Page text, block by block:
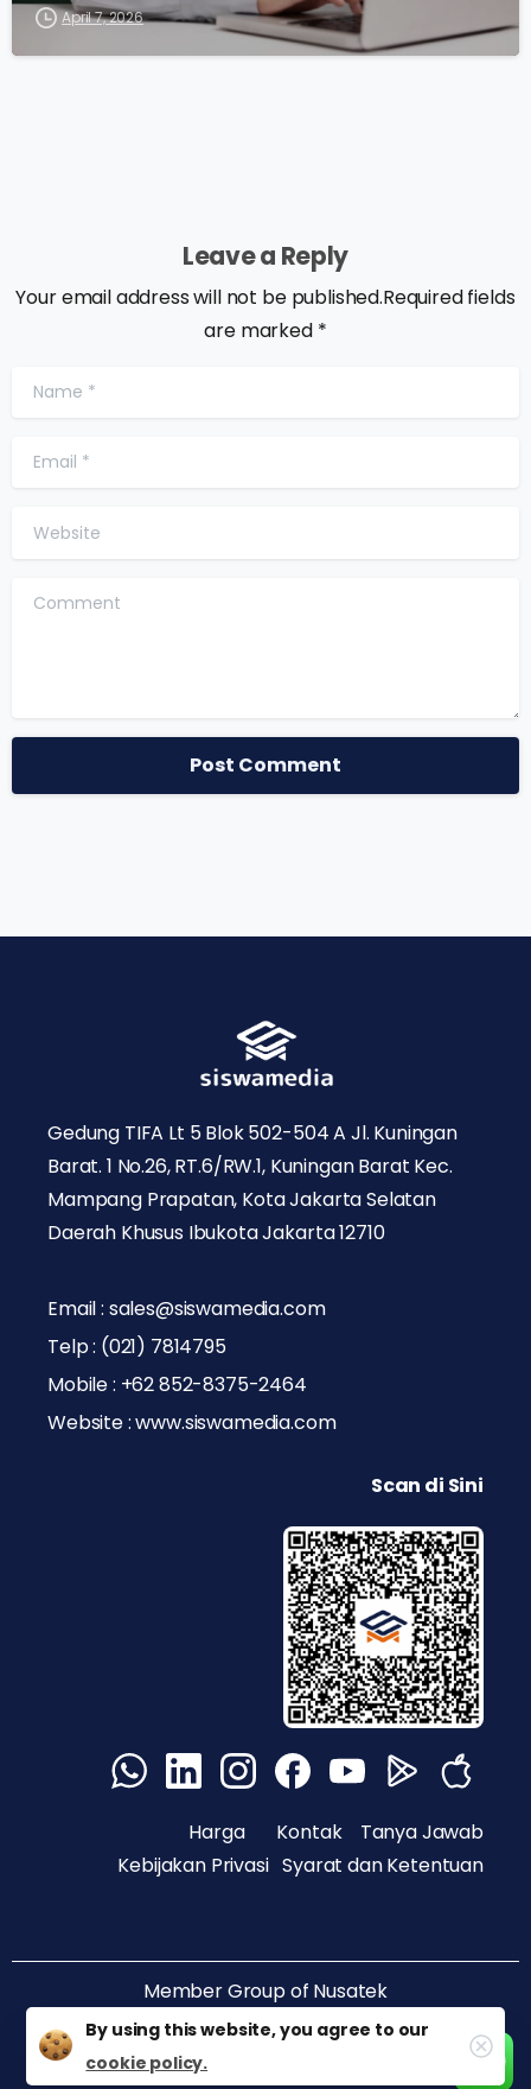
April 7, 2026
Leave a Reply
Your email address will not be published.Required fields
are marked *
Name*
Email*
Website
Comment
Gedung TIFA Lt 5 Blok 502-504 A Jl. Kuningan
Barat. 1 No.26, RT.6/RW.1, Kuningan Barat Kec.
Mampang Prapatan, Kota Jakarta Selatan
Daerah Khusus Ibukota Jakarta 12710
Email : sales@siswamedia.com
Telp : (021) 7814795
Mobile : +62 852-8375-2464
Website : www.siswamedia.com
Scan di Sini
Harga KontakTanya Jawab
Kebijakan Privasi Syarat dan Ketentuan
Member Group of Nusatek
@ Copyright PT Nusantara Sukses Teknologi 2020
By using this website, you agree to our
cookie policy.